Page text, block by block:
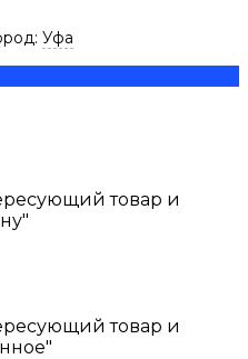
Уфа
товар и
товар и